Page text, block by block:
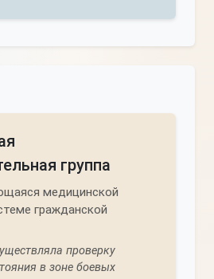
группа
медицинской
гражданской
проверку
в зоне боевых